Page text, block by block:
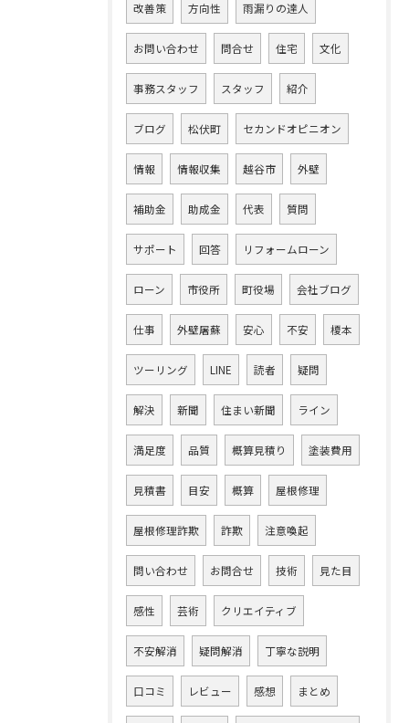
改善策 方向性 雨漏りの達人
お問い合わせ 問合せ 住宅 文化
事務スタッフ スタッフ 紹介
ブログ 松伏町 セカンドオピニオン
情報 情報収集 越谷市 外壁
補助金 助成金 代表 質問
サポート 回答 リフォームローン
ローン 市役所 町役場 会社ブログ
仕事 外壁屠蘇 安心 不安 榎本
ツーリング LINE 読者 疑問
解決 新聞 住まい新聞 ライン
満足度 品質 概算見積り 塗装費用
見積書 目安 概算 屋根修理
屋根修理詐欺 詐欺 注意喚起
問い合わせ お問合せ 技術 見た目
感性 芸術 クリエイティブ
不安解消 疑問解消 丁寧な説明
口コミ レビュー 感想 まとめ